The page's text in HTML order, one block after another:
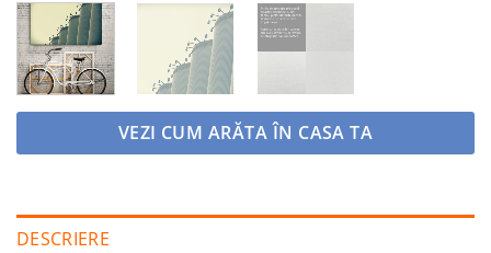
VEZI CUM ARĂTA ÎN CASA TA
DESCRIERE